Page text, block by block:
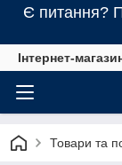
Є питання?
Інтернет-
Товари та